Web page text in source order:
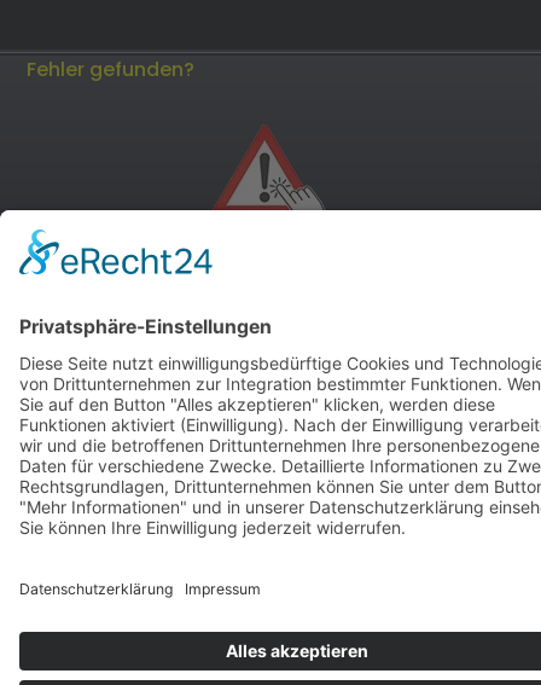
andere Webseiten
Modellautos: Non-Opel
andere.hahlmodelle.de
Modellautos: Forum
opelmodellforum.de
Job: Werbeagentur Privat: Fotografie
Fehler gefunden?